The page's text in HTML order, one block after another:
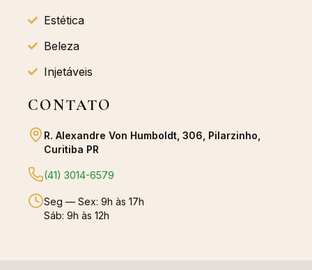
Estética
Beleza
Injetáveis
CONTATO
R. Alexandre Von Humboldt, 306, Pilarzinho,
Curitiba PR
(41) 3014-6579
Seg — Sex: 9h às 17h
Sáb: 9h às 12h